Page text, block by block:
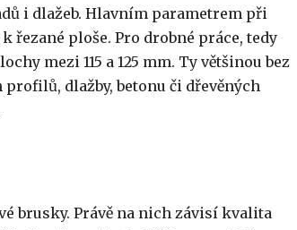
i dlažeb. Hlavním parametrem při
ploše. Pro drobné práce, tedy
mezi 115 a 125 mm. Ty většinou bez
dlažby, betonu či dřevěných
brusky. Právě na nich závisí kvalita